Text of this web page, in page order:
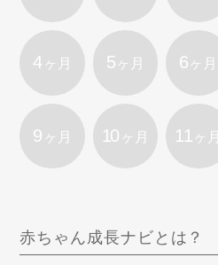
4 ヶ月 5 ヶ月 6 ヶ月
9 ヶ月 10 ヶ月 11 ヶ月
赤ちゃん成長ナビとは？